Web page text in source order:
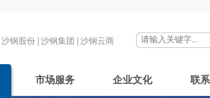
沙钢股份 沙钢集团 沙钢云商
市场服务 企业文化 联